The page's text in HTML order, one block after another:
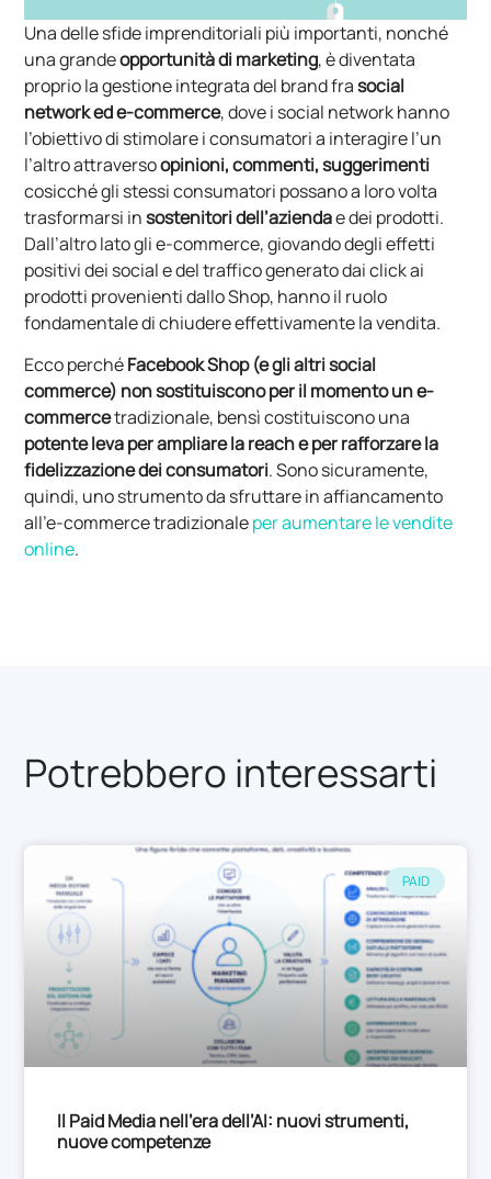
Una delle sfide imprenditoriali più importanti, nonché
una grandeopportunità di marketing, è diventata
proprio la gestione integrata del brand frasocial
network ed e-commerce, dove i social network hanno
l’obiettivo di stimolare i consumatori a interagire l’un
l’altro attraversoopinioni, commenti, suggerimenti
cosicché gli stessi consumatori possano a loro volta
trasformarsi insostenitori dell’aziendae dei prodotti.
Dall’altro lato gli e-commerce, giovando degli effetti
positivi dei social e del traffico generato dai click ai
prodotti provenienti dallo Shop, hanno il ruolo
fondamentale di chiudere effettivamente la vendita.
Ecco perchéFacebook Shop (e gli altri social
commerce) non sostituiscono per il momento un e-
commercetradizionale, bensì costituiscono una
potente leva per ampliare la reach e per rafforzare la
fidelizzazione dei consumatori. Sono sicuramente,
quindi, uno strumento da sfruttare in affiancamento
all’e-commerce tradizionaleper aumentare le vendite
online.
Potrebbero interessarti
PAID
Il Paid Media nell’era dell’AI: nuovi strumenti,
nuove competenze